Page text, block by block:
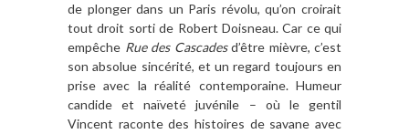
de plonger dans un Paris révolu, qu’on croirait
tout droit sorti de Robert Doisneau. Car ce qui
empêche Rue des Cascadesd’être mièvre, c’est
son absolue sincérité, et un regard toujours en
prise avec la réalité contemporaine. Humeur
candide et naïveté juvénile – où le gentil
Vincent raconte des histoires de savane avec